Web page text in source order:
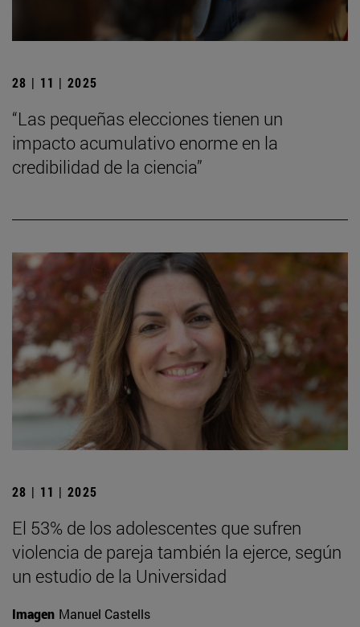
28 | 11 | 2025
“Las pequeñas elecciones tienen un
impacto acumulativo enorme en la
credibilidad de la ciencia”
28 | 11 | 2025
El 53% de los adolescentes que sufren
violencia de pareja también la ejerce, según
un estudio de la Universidad
Imagen Manuel Castells